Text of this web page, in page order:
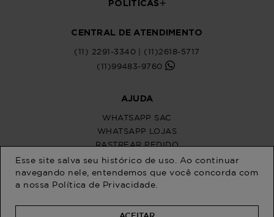
Esse site salva seu histórico de uso. Ao continuar
navegando nele, entendemos que você concorda com
a nossa Política de Privacidade
ACEITAR